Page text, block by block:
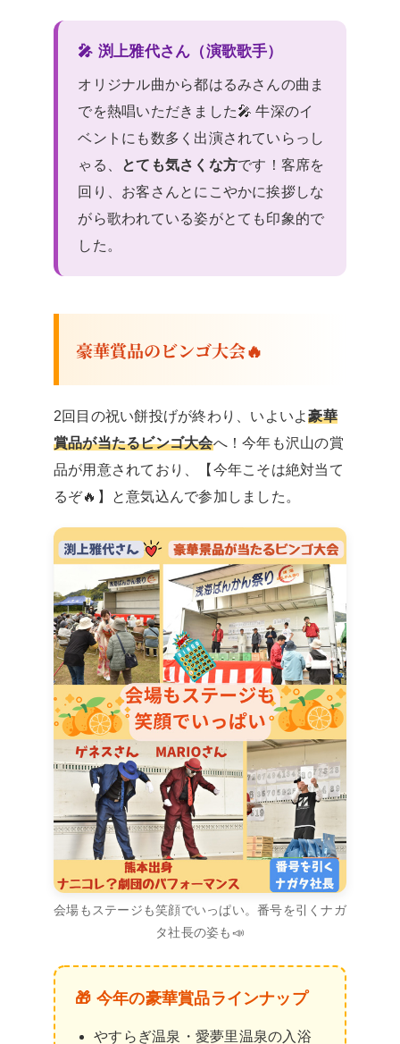
🎤 渕上雅代さん（演歌歌手）
オリジナル曲から都はるみさんの曲ま
でを熱唱いただきました🎤 牛深のイ
ベントにも数多く出演されていらっし
ゃる、
とても気さくな方です！客席を
回り、お客さんとにこやかに挨拶しな
がら歌われている姿がとても印象的で
した。
豪華賞品のビンゴ大会🔥
2回目の祝い餅投げが終わり、いよいよ豪華
賞品が当たるビンゴ大会へ！今年も沢山の賞
品が用意されており、【今年こそは絶対当て
るぞ🔥】と意気込んで参加しました。
会場もステージも笑顔でいっぱい。番号を引くナガ
タ社長の姿も📣
🎁 今年の豪華賞品ラインナップ
やすらぎ温泉・愛夢里温泉の入浴